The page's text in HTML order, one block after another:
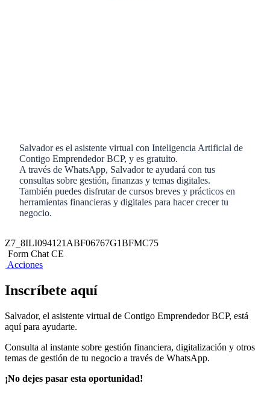
Salvador es el asistente virtual con Inteligencia Artificial de
Contigo Emprendedor BCP, y es gratuito.
A través de WhatsApp, Salvador te ayudará con tus
consultas sobre gestión, finanzas y temas digitales.
También puedes disfrutar de cursos breves y prácticos en
herramientas financieras y digitales para hacer crecer tu
negocio.
Z7_8ILI094121ABF06767G1BFMC75
Form Chat CE
Acciones
Inscríbete aquí
Salvador, el asistente virtual de Contigo Emprendedor BCP, está
aquí para ayudarte.
Consulta al instante sobre gestión financiera, digitalización y otros
temas de gestión de tu negocio a través de WhatsApp.
¡No dejes pasar esta oportunidad!